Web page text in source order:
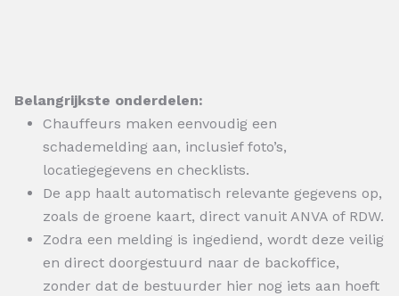
Belangrijkste onderdelen:
Chauffeurs maken eenvoudig een
schademelding aan, inclusief foto’s,
locatiegegevens en checklists.
De app haalt automatisch relevante gegevens op,
zoals de groene kaart, direct vanuit ANVA of RDW.
Zodra een melding is ingediend, wordt deze veilig
en direct doorgestuurd naar de backoffice,
zonder dat de bestuurder hier nog iets aan hoeft